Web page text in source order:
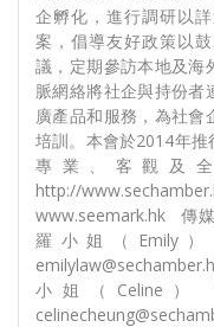
企孵化，進行調研以
案，倡導友好政策以
議，定期參訪本地及海
脈網絡將社企與持份者
廣產品和服務，為社會
培訓。本會於2014年
專業、客觀及
http://
www.seemark.hk 傳
羅小姐（Emily
小姐（Celine）